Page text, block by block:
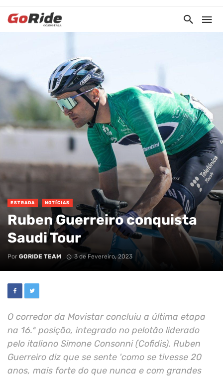
ESTRADA NOTÍCIAS
Ruben Guerreiro conquista
Saudi Tour
Por GORIDE TEAM 3 de Fevereiro, 2023
O corredor da Movistar concluiu a última etapa
na 16.ª posição, integrado no pelotão liderado
pelo italiano Simone Consonni (Cofidis). Ruben
Guerreiro diz que se sente 'como se tivesse 20
anos, mais forte do que nunca e com grandes